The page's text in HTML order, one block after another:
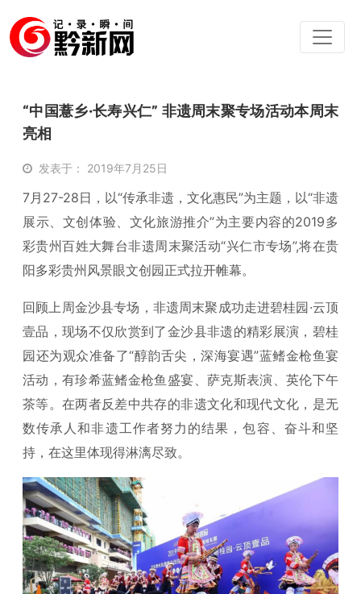
“中国薏乡·长寿兴仁” 非遗周末聚专场活动本周末
亮相
发表于： 2019年7月25日
7月27-28日，以“传承非遗，文化惠民”为主题，以“非遗
展示、文创体验、文化旅游推介”为主要内容的2019多
彩贵州百姓大舞台非遗周末聚活动“兴仁市专场”,将在贵
阳多彩贵州风景眼文创园正式拉开帷幕。
回顾上周金沙县专场，非遗周末聚成功走进碧桂园·云顶
壹品，现场不仅欣赏到了金沙县非遗的精彩展演，碧桂
园还为观众准备了“醇韵舌尖，深海宴遇”蓝鳍金枪鱼宴
活动，有珍希蓝鳍金枪鱼盛宴、萨克斯表演、英伦下午
茶等。在两者反差中共存的非遗文化和现代文化，是无
数传承人和非遗工作者努力的结果，包容、奋斗和坚
持，在这里体现得淋漓尽致。